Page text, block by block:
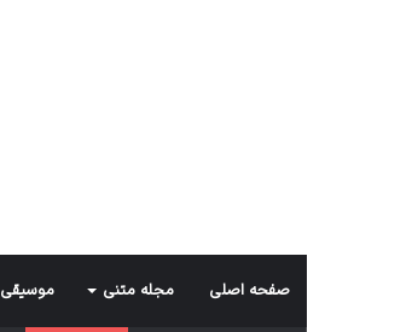
صفحه اصلی مجله متنی موسیقی